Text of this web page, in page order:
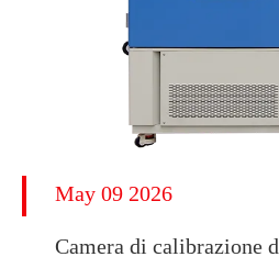
May 09 2026
Camera di calibrazione